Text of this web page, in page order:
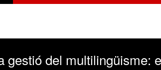
gestió del multilingüisme: